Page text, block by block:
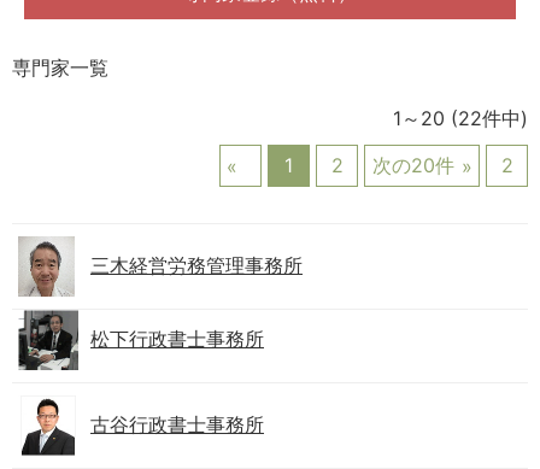
専門家一覧
1～20 (22件中)
1
2 次の20件 2
三木経営労務管理事務所
松下行政書士事務所
古谷行政書士事務所